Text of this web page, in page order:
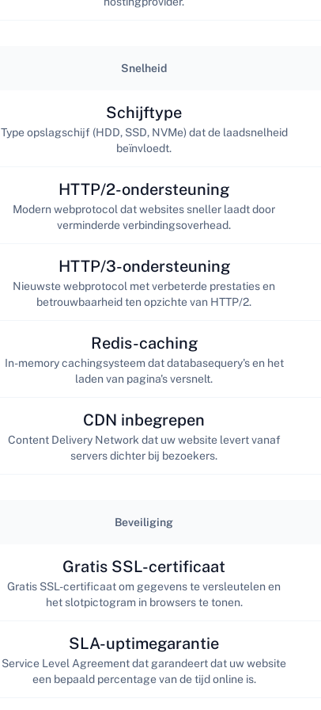
Snelheid
Schijftype
Type opslagschijf (HDD, SSD, NVMe) dat de laadsnelheid
beïnvloedt.
HTTP/2-ondersteuning
Modern webprotocol dat websites sneller laadt door
verminderde verbindingsoverhead.
HTTP/3-ondersteuning
Nieuwste webprotocol met verbeterde prestaties en
betrouwbaarheid ten opzichte van HTTP/2.
Redis-caching
In-memory cachingsysteem dat databasequery's en het
laden van pagina's versnelt.
CDN inbegrepen
Content Delivery Network dat uw website levert vanaf
servers dichter bij bezoekers.
Beveiliging
Gratis SSL-certificaat
Gratis SSL-certificaat om gegevens te versleutelen en
het slotpictogram in browsers te tonen.
SLA-uptimegarantie
Service Level Agreement dat garandeert dat uw website
een bepaald percentage van de tijd online is.